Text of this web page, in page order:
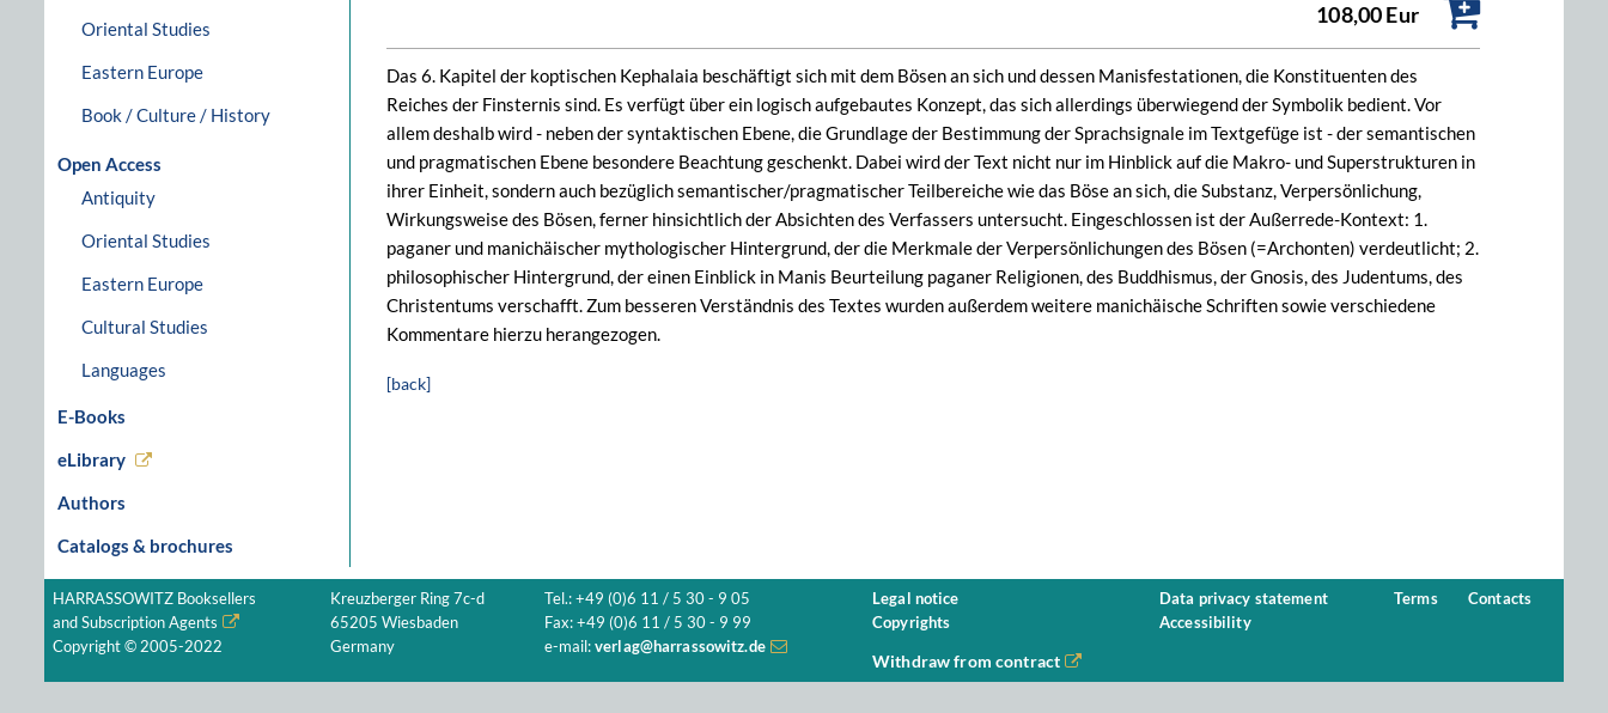
Oriental Studies
Eastern Europe
Book / Culture / History
Open Access
Antiquity
Oriental Studies
Eastern Europe
Cultural Studies
Languages
E-Books
eLibrary
Authors
Catalogs & brochures
108,00 Eur
Das 6. Kapitel der koptischen Kephalaia beschäftigt sich mit dem Bösen an sich und dessen Manisfestationen, die Konstituenten des
Reiches der Finsternis sind. Es verfügt über ein logisch aufgebautes Konzept, das sich allerdings überwiegend der Symbolik bedient. Vor
allem deshalb wird - neben der syntaktischen Ebene, die Grundlage der Bestimmung der Sprachsignale im Textgefüge ist - der semantischen
und pragmatischen Ebene besondere Beachtung geschenkt. Dabei wird der Text nicht nur im Hinblick auf die Makro- und Superstrukturen in
ihrer Einheit, sondern auch bezüglich semantischer/pragmatischer Teilbereiche wie das Böse an sich, die Substanz, Verpersönlichung,
Wirkungsweise des Bösen, ferner hinsichtlich der Absichten des Verfassers untersucht. Eingeschlossen ist der Außerrede-Kontext: 1.
paganer und manichäischer mythologischer Hintergrund, der die Merkmale der Verpersönlichungen des Bösen (=Archonten) verdeutlicht; 2.
philosophischer Hintergrund, der einen Einblick in Manis Beurteilung paganer Religionen, des Buddhismus, der Gnosis, des Judentums, des
Christentums verschafft. Zum besseren Verständnis des Textes wurden außerdem weitere manichäische Schriften sowie verschiedene
Kommentare hierzu herangezogen.
[back]
HARRASSOWITZ Booksellers
and Subscription Agents
Copyright © 2005-2022
Kreuzberger Ring 7c-d
65205 Wiesbaden
Germany
Tel.: +49 (0)6 11 / 5 30 - 9 05
Fax: +49 (0)6 11 / 5 30 - 9 99
e-mail: verlag@harrassowitz.de
Legal notice
Copyrights
Data privacy statement
Accessibility
Terms Contacts
Withdraw from contract